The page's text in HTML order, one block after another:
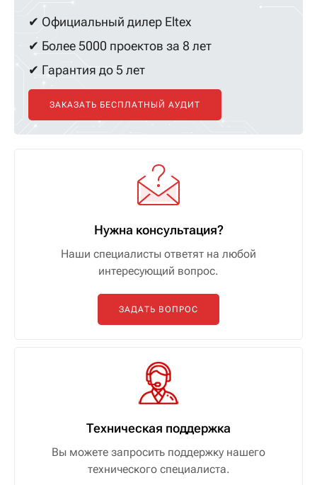
✔ Официальный дилер Eltex
✔ Более 5000 проектов за 8 лет
✔ Гарантия до 5 лет
ЗАКАЗАТЬ БЕСПЛАТНЫЙ АУДИТ
Нужна консультация?
Наши специалисты ответят на любой
интересующий вопрос.
ЗАДАТЬ ВОПРОС
Техническая поддержка
Вы можете запросить поддержку нашего
технического специалиста.